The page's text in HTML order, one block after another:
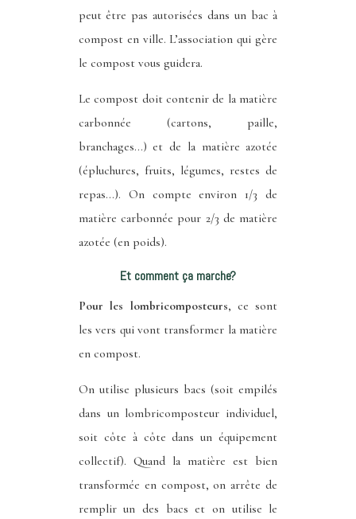
peut être pas autorisées dans un bac à
compost en ville. L’association qui gère
le compost vous guidera.
Le compost doit contenir de la matière
carbonnée (cartons, paille,
branchages…) et de la matière azotée
(épluchures, fruits, légumes, restes de
repas…). On compte environ 1/3 de
matière carbonnée pour 2/3 de matière
azotée (en poids).
Et comment ça marche?
Pour les lombricomposteurs, ce sont
les vers qui vont transformer la matière
en compost.
On utilise plusieurs bacs (soit empilés
dans un lombricomposteur individuel,
soit côte à côte dans un équipement
collectif). Quand la matière est bien
transformée en compost, on arrête de
remplir un des bacs et on utilise le